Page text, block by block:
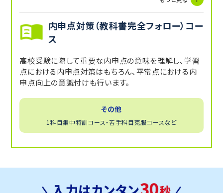
内申点対策（教科書完全フォロー）コー
ス
高校受験に際して重要な内申点の意味を理解し、学習
点における内申点対策はもちろん、平常点における内
申点向上の意識付けも行います。
その他
1科目集中特訓コース・苦手科目克服コースなど